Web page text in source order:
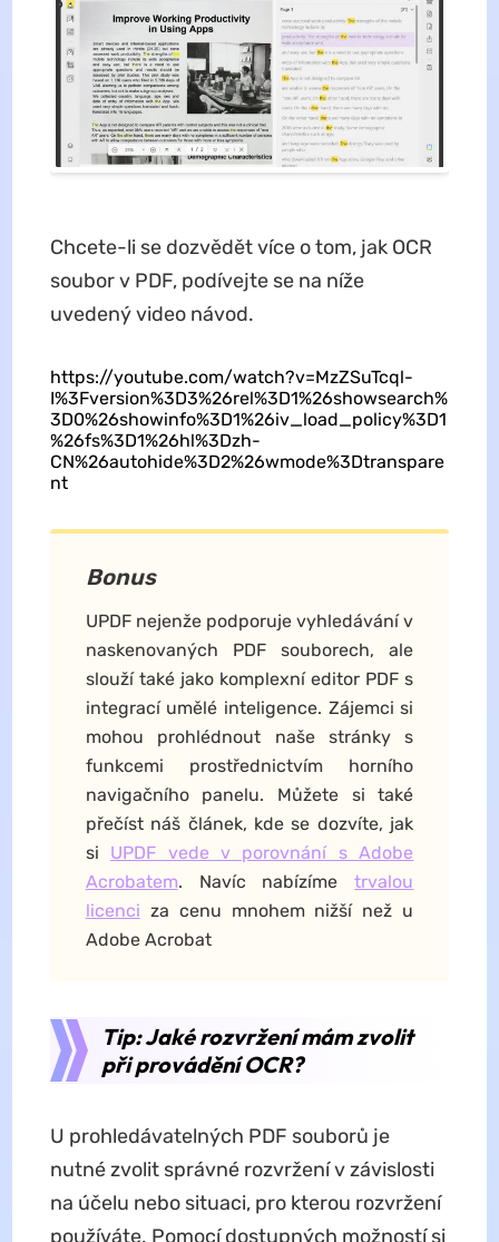
Chcete-li se dozvědět více o tom, jak OCR
soubor v PDF, podívejte se na níže
uvedený video návod.
https://youtube.com/watch?v=MzZSuTcql-
I%3Fversion%3D3%26rel%3D1%26showsearch%
3D0%26showinfo%3D1%26iv_load_policy%3D1
%26fs%3D1%26hl%3Dzh-
CN%26autohide%3D2%26wmode%3Dtranspare
nt
Bonus
UPDF nejenže podporuje vyhledávání v
naskenovaných PDF souborech, ale
slouží také jako komplexní editor PDF s
integrací umělé inteligence. Zájemci si
mohou prohlédnout naše stránky s
funkcemi prostřednictvím horního
navigačního panelu. Můžete si také
přečíst náš článek, kde se dozvíte, jak
si UPDF vede v porovnání s Adobe
Acrobatem. Navíc nabízímetrvalou
licenci za cenu mnohem nižší než u
Adobe Acrobat
Tip: Jaké rozvržení mám zvolit
při provádění OCR?
U prohledávatelných PDF souborů je
nutné zvolit správné rozvržení v závislosti
na účelu nebo situaci, pro kterou rozvržení
používáte. Pomocí dostupných možností si